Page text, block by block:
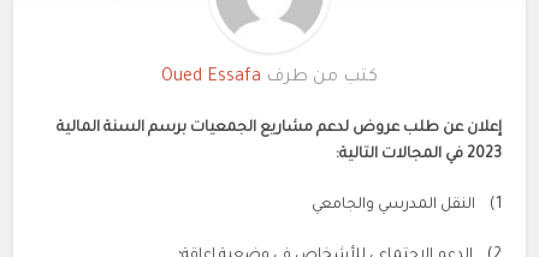
كتب من طرف Oued Essafa
إعلان عن طلب عروض لدعم مشاريع الجمعيات برسم السنة المالية
2023 في المجالات التالية:
1) النقل المدرسي والجامعي